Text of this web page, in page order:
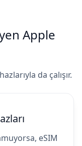
Apple
da çalışır.
eSIM